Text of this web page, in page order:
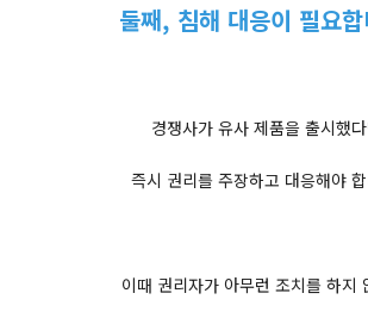
둘째, 침해 대응이 필요
경쟁사가 유사 제품을 출시했
즉시 권리를 주장하고 대응해야
이때 권리자가 아무런 조치를 하지